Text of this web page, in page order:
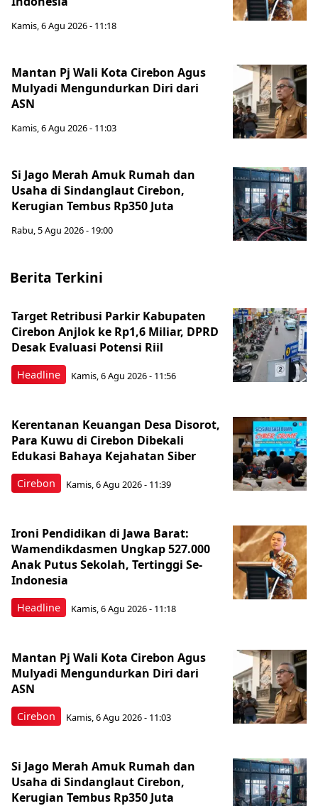
Kamis, 6 Agu 2026 - 11:18
Mantan Pj Wali Kota Cirebon Agus
Mulyadi Mengundurkan Diri dari
ASN
Kamis, 6 Agu 2026 - 11:03
Si Jago Merah Amuk Rumah dan
Usaha di Sindanglaut Cirebon,
Kerugian Tembus Rp350 Juta
Rabu, 5 Agu 2026 - 19:00
Berita Terkini
Headline
Target Retribusi Parkir Kabupaten
Cirebon Anjlok ke Rp1,6 Miliar, DPRD
Desak Evaluasi Potensi Riil
Kamis, 6 Agu 2026 - 11:56
Cirebon
Kerentanan Keuangan Desa Disorot,
Para Kuwu di Cirebon Dibekali
Edukasi Bahaya Kejahatan Siber
Kamis, 6 Agu 2026 - 11:39
Headline
Ironi Pendidikan di Jawa Barat:
Wamendikdasmen Ungkap 527.000
Anak Putus Sekolah, Tertinggi Se-
Indonesia
Kamis, 6 Agu 2026 - 11:18
Cirebon
Mantan Pj Wali Kota Cirebon Agus
Mulyadi Mengundurkan Diri dari
ASN
Kamis, 6 Agu 2026 - 11:03
Si Jago Merah Amuk Rumah dan
Usaha di Sindanglaut Cirebon,
Kerugian Tembus Rp350 Juta